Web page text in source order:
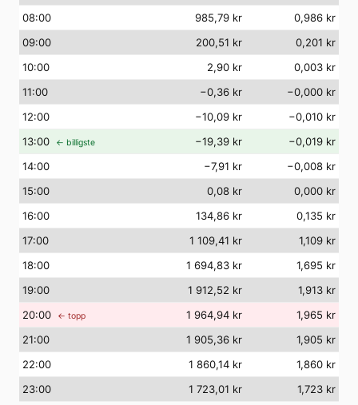
08:00 985,79 kr
0,986 kr
09:00 200,51 kr
0,201 kr
10:00 2,90 kr
0,003 kr
11:00 −0,36 kr
−0,000 kr
12:00 −10,09 kr
−0,010 kr
13:00 ← billigste −19,39 kr
−0,019 kr
14:00 −7,91 kr
−0,008 kr
15:00 0,08 kr
0,000 kr
16:00 134,86 kr
0,135 kr
17:00 1 109,41 kr
1,109 kr
18:00 1 694,83 kr
1,695 kr
19:00 1 912,52 kr
1,913 kr
20:00 ← topp 1 964,94 kr
1,965 kr
21:00 1 905,36 kr
1,905 kr
22:00 1 860,14 kr
1,860 kr
23:00 1 723,01 kr 1,723 kr